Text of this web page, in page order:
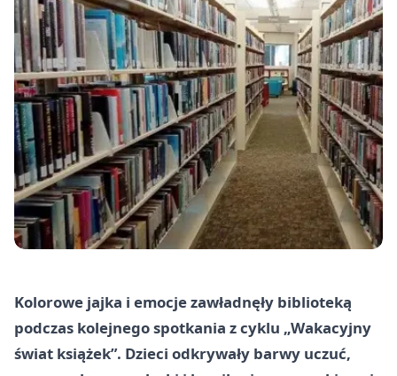
Kolorowe jajka i emocje zawładnęły biblioteką
podczas kolejnego spotkania z cyklu „Wakacyjny
świat książek”. Dzieci odkrywały barwy uczuć,